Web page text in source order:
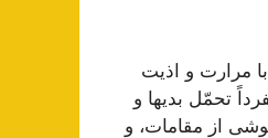
مرارت و اذیت
تحمّل بدیها و
از مقامات، و